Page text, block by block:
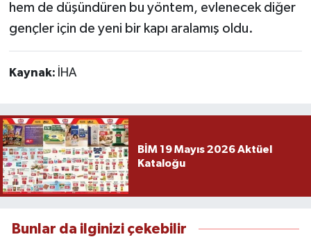
hem de düşündüren bu yöntem, evlenecek diğer
gençler için de yeni bir kapı aralamış oldu.
Kaynak: İHA
BİM 19 Mayıs 2026 Aktüel
Kataloğu
Bunlar da ilginizi çekebilir